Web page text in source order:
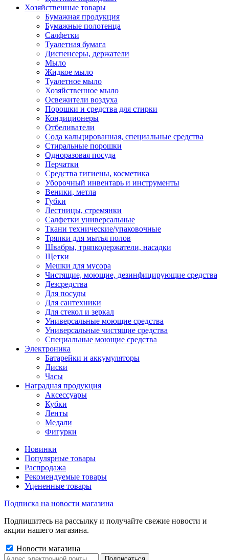
Хозяйственные товары
Бумажная продукция
Бумажные полотенца
Салфетки
Туалетная бумага
Диспенсеры, держатели
Мыло
Жидкое мыло
Туалетное мыло
Хозяйственное мыло
Освежители воздуха
Порошки и средства для стирки
Кондиционеры
Отбеливатели
Сода кальцированная, специальные средства
Стиральные порошки
Одноразовая посуда
Перчатки
Средства гигиены, косметика
Уборочный инвентарь и инструменты
Веники, метла
Губки
Лестницы, стремянки
Салфетки универсальные
Ткани технические/упаковочные
Тряпки для мытья полов
Швабры, тряпкодержатели, насадки
Щетки
Мешки для мусора
Чистящие, моющие, дезинфицирующие средства
Дезсредства
Для посуды
Для сантехники
Для стекол и зеркал
Универсальные моющие средства
Универсальные чистящие средства
Специальные моющие средства
Электроника
Батарейки и аккумуляторы
Диски
Часы
Наградная продукция
Аксессуары
Кубки
Ленты
Медали
Фигурки
Новинки
Популярные товары
Распродажа
Рекомендуемые товары
Уцененные товары
Подписка на новости магазина
Подпишитесь на рассылку и получайте свежие новости и
акции нашего магазина.
Новости магазина